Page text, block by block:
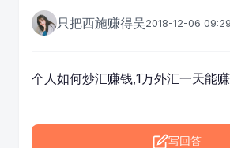
只把西施赚得吴2018-12-06
个人如何炒汇赚钱,1万外汇一天能
写回答